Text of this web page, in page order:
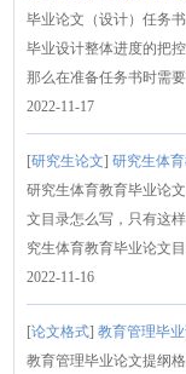
毕业论文（设计）任务
毕业设计整体进度的把
那么在准备任务书时需
2022-11-17
[研究生论文]研究生体
研究生体育教育毕业论
文目录怎么写，只有这
究生体育教育毕业论文目
2022-11-16
[论文格式]教育管理毕
教育管理毕业论文提纲